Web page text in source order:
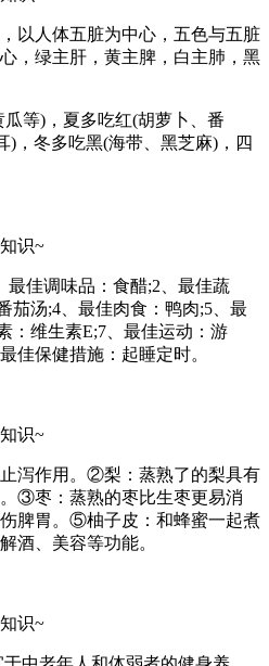
以人体五脏为中心，五色与五脏
，绿主肝，黄主脾，白主肺，黑
等)，夏多吃红(胡萝卜、番
)，冬多吃黑(海带、黑芝麻)，四
最佳调味品：食醋;2、最佳蔬
茄汤;4、最佳肉食：鸭肉;5、最
：维生素E;7、最佳运动：游
佳保健措施：起睡定时。
泻作用。②梨：蒸熟了的梨具有
③枣：蒸熟的枣比生枣更易消
脾胃。⑤柚子皮：和蜂蜜一起煮
酒、美容等功能。